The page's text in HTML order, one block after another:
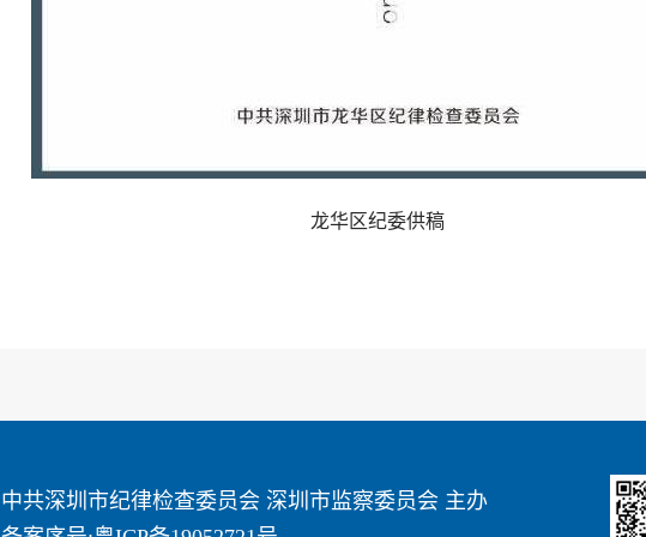
龙华区纪委供稿
中共深圳市纪律检查委员会 深圳市监察委员会 主办